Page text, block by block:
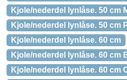
Kjole/nederdel lynlåse. 50 cm
Kjole/nederdel lynlåse. 50 cm
Kjole/nederdel lynlåse. 60 cm
Kjole/nederdel lynlåse. 60 cm
Kjole/nederdel lynlåse. 60 cm